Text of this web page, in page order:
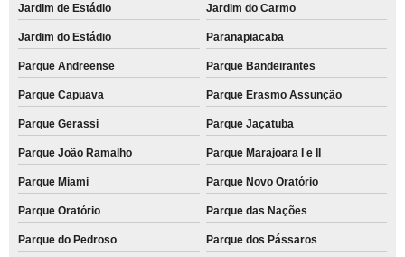
Jardim de Estádio Jardim do Carmo
Jardim do Estádio Paranapiacaba
Parque Andreense Parque Bandeirantes
Parque Capuava Parque Erasmo Assunção
Parque Gerassi Parque Jaçatuba
Parque João Ramalho Parque Marajoara I e II
Parque Miami Parque Novo Oratório
Parque Oratório Parque das Nações
Parque do Pedroso Parque dos Pássaros